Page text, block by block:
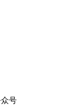
号